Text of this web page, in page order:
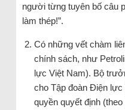
người từng tuyên bố câu
làm thép!”.
Có những vết chàm
chính sách, như
lực Việt Nam). Bộ
cho Tập đoàn Điện
quyền quyết định